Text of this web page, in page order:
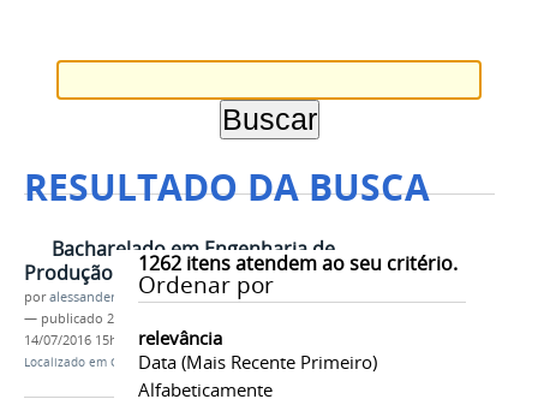
RESULTADO DA BUSCA
1262itens atendem ao seu critério.
Ordenar por
relevância
Data (mais Recente Primeiro)
Alfabeticamente
Bacharelado em Engenharia de
Produção
poralessander.thomaz
— publicado 22/04/2016
14/07/2016 15h34
Localizado em Cursos /…/Superior /Bacharelado